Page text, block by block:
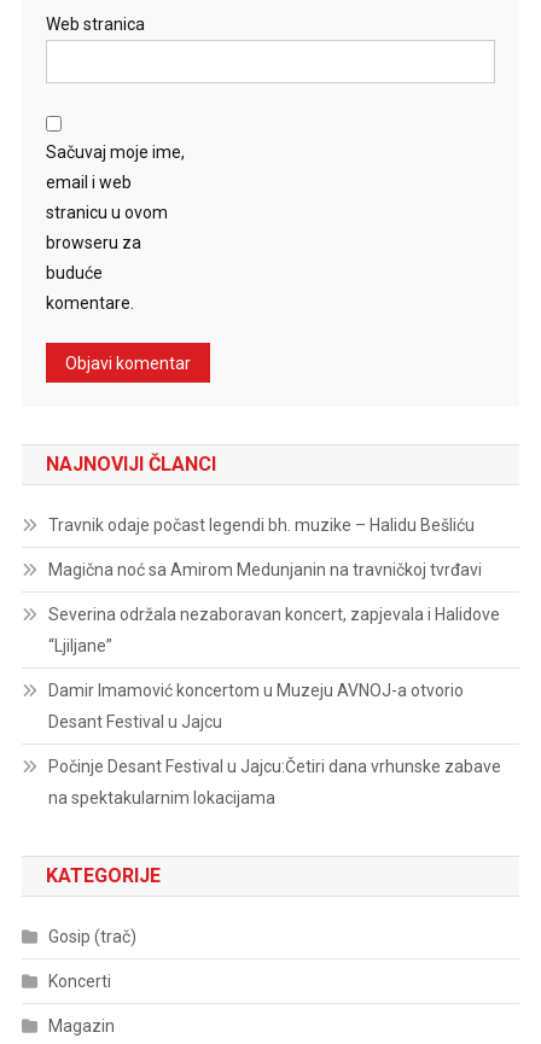
Web stranica
Sačuvaj moje ime,
email i web
stranicu u ovom
browseru za
buduće
komentare.
NAJNOVIJI ČLANCI
Travnik odaje počast legendi bh. muzike – Halidu Bešliću
Magična noć sa Amirom Medunjanin na travničkoj tvrđavi
Severina održala nezaboravan koncert, zapjevala i Halidove
“Ljiljane”
Damir Imamović koncertom u Muzeju AVNOJ-a otvorio
Desant Festival u Jajcu
Počinje Desant Festival u Jajcu:Četiri dana vrhunske zabave
na spektakularnim lokacijama
KATEGORIJE
Gosip (trač)
Koncerti
Magazin